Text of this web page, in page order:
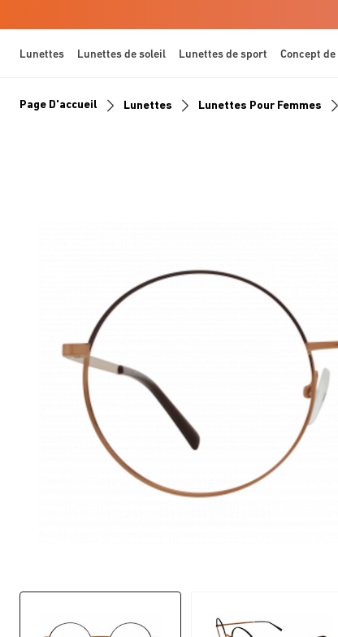
Lunettes Lunettes de soleil Lunettes de sport Concept
Page D'accueil Lunettes Lunettes Pour Femmes